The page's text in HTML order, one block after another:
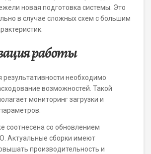
новая подготовка системы. Это
в случае сложных схем с большим
работы
необходимо
возможностей. Такой
мониторинг загрузки и
соотнесена со обновлением
Актуальные сборки имеют
производительность и